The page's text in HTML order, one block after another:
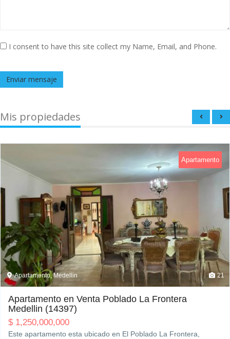
I consent to have this site collect my Name, Email, and Phone.
Enviar mensaje
Mis propiedades
Apartamento
Apartamento, Medellin 21
Apartamento en Venta Poblado La Frontera
Medellin (14397)
$ 1,250,000,000
Este apartamento esta ubicado en El Poblado La Frontera,